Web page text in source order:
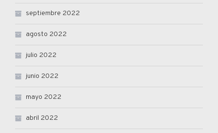
septiembre 2022
agosto 2022
julio 2022
junio 2022
mayo 2022
abril 2022